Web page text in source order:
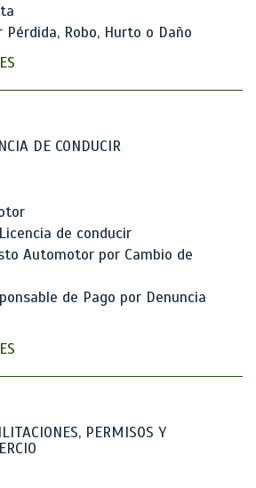
Pérdida, Robo, Hurto o Daño
DE CONDUCIR
de conducir
Automotor por Cambio de
de Pago por Denuncia
PERMISOS Y